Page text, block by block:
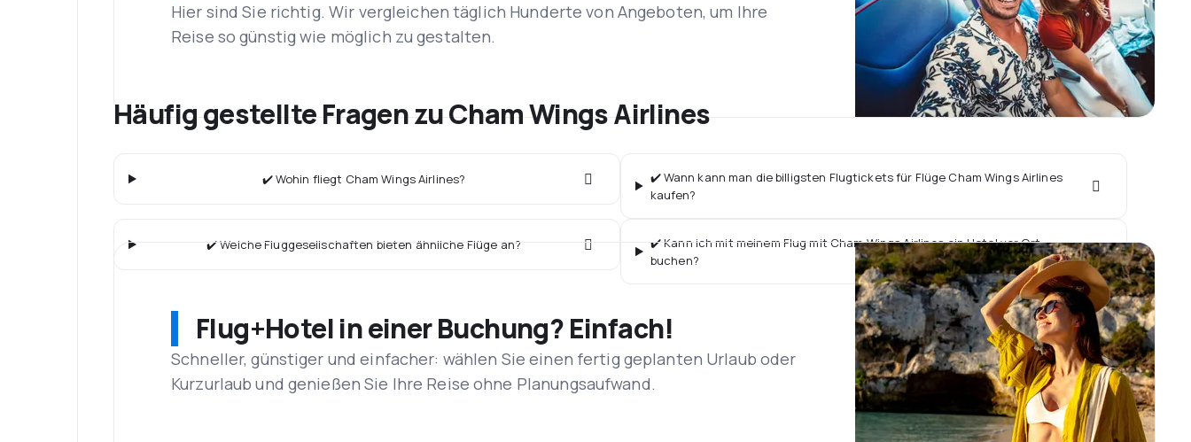
Hier sind Sie richtig. Wir vergleichen täglich Hunderte von Angeboten, um Ihre
Reise so günstig wie möglich zu gestalten.
Häufig gestellte Fragen zu Cham Wings Airlines
✔️ Wohin fliegt Cham Wings Airlines?
✔️ Wann kann man die billigsten Flugtickets für Flüge Cham Wings Airlines
kaufen?
✔️ Welche Fluggesellschaften bieten ähnliche Flüge an?
✔️ Kann ich mit meinem Flug mit Cham Wings Airlines ein Hotel vor Ort
buchen?
Flug+Hotel in einer Buchung? Einfach!
Schneller, günstiger und einfacher: wählen Sie einen fertig geplanten Urlaub oder
Kurzurlaub und genießen Sie Ihre Reise ohne Planungsaufwand.